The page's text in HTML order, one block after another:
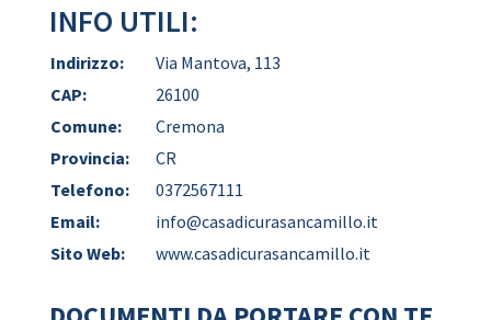
INFO UTILI:
Indirizzo:
Via Mantova, 113
CAP:
26100
Comune:
Cremona
Provincia:
CR
Telefono:
0372567111
Email:
info@casadicurasancamillo.it
Sito Web:
www.casadicurasancamillo.it